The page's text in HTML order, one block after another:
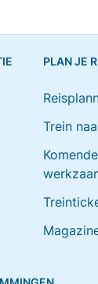
PLAN JE
Trein
Komende